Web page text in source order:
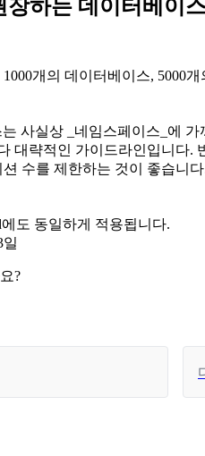
장하는 데이터베이
개의 데이터베이스, 5000
사실상 _네임스페이스_에
대략적인 가이드라인입니다.
수를 제한하는 것이 좋습니
도 동일하게 적용됩니다.
일
?